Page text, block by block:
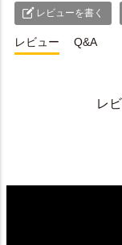
レビューを書く
レビュー Q&A
レ